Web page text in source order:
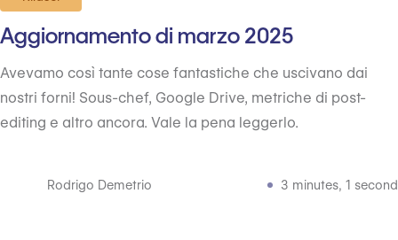
Aggiornamento di marzo 2025
Avevamo così tante cose fantastiche che uscivano dai
nostri forni! Sous-chef, Google Drive, metriche di post-
editing e altro ancora. Vale la pena leggerlo.
Rodrigo Demetrio 3 minutes, 1 second